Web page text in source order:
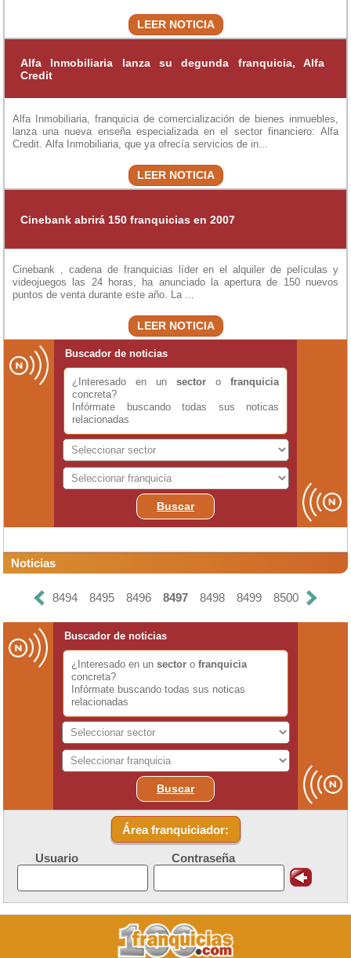
LEER NOTICIA
Alfa Inmobiliaria lanza su degunda franquicia, Alfa
Credit
Alfa Inmobiliaria, franquicia de comercialización de bienes inmuebles,
lanza una nueva enseña especializada en el sector financiero: Alfa
Credit. Alfa Inmobiliaria, que ya ofrecía servicios de in...
LEER NOTICIA
Cinebank abrirá 150 franquicias en 2007
Cinebank , cadena de franquicias líder en el alquiler de películas y
videojuegos las 24 horas, ha anunciado la apertura de 150 nuevos
puntos de venta durante este año. La ...
LEER NOTICIA
Buscador de noticias
¿Interesado en un sector o franquicia
concreta?
Infórmate buscando todas sus noticas
relacionadas
Buscar
Noticias
8494 8495 8496 8497 8498 8499 8500
Buscador de noticias
¿Interesado en un sector o franquicia
concreta?
Infórmate buscando todas sus noticas
relacionadas
Buscar
Área franquiciador:
Usuario Contraseña